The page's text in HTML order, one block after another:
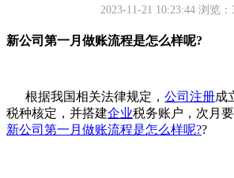
2023-11-21 10:23:44 浏览：
新公司第一月做账流程是怎么样呢?
根据我国相关法律规定， 公司注册成
税种核定，并搭建企业税务账户，次月
新公司第一月做账流程是怎么样呢??